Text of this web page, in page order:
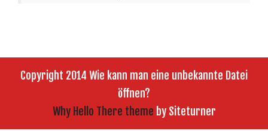
Copyright 2014 Wie kann man eine unbekannte Datei
öffnen?
Why Hello There theme by Siteturner